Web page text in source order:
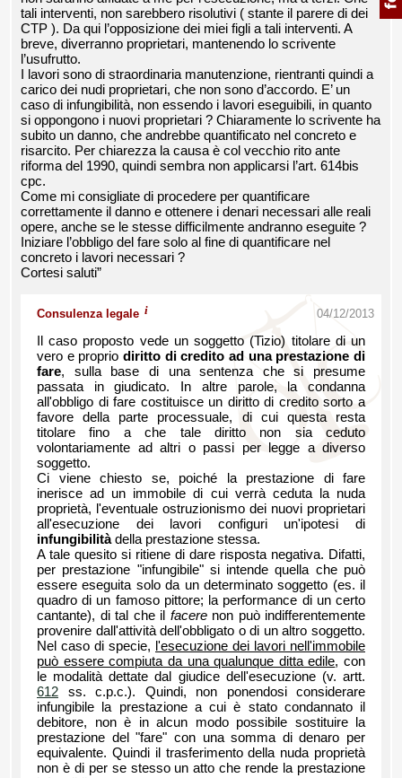
tali interventi, non sarebbero risolutivi ( stante il parere di dei
CTP ). Da qui l’opposizione dei miei figli a tali interventi. A
breve, diverranno proprietari, mantenendo lo scrivente
l’usufrutto.
I lavori sono di straordinaria manutenzione, rientranti quindi a
carico dei nudi proprietari, che non sono d’accordo. E’ un
caso di infungibilità, non essendo i lavori eseguibili, in quanto
si oppongono i nuovi proprietari ? Chiaramente lo scrivente ha
subito un danno, che andrebbe quantificato nel concreto e
risarcito. Per chiarezza la causa è col vecchio rito ante
riforma del 1990, quindi sembra non applicarsi l’art. 614bis
cpc.
Come mi consigliate di procedere per quantificare
correttamente il danno e ottenere i denari necessari alle reali
opere, anche se le stesse difficilmente andranno eseguite ?
Iniziare l’obbligo del fare solo al fine di quantificare nel
concreto i lavori necessari ?
Cortesi saluti”
Consulenza legale i 04/12/2013
Il caso proposto vede un soggetto (Tizio) titolare di un
vero e proprio diritto di credito ad una prestazione di
fare, sulla base di una sentenza che si presume
passata in giudicato. In altre parole, la condanna
all'obbligo di fare costituisce un diritto di credito sorto a
favore della parte processuale, di cui questa resta
titolare fino a che tale diritto non sia ceduto
volontariamente ad altri o passi per legge a diverso
soggetto.
Ci viene chiesto se, poiché la prestazione di fare
inerisce ad un immobile di cui verrà ceduta la nuda
proprietà, l'eventuale ostruzionismo dei nuovi proprietari
all'esecuzione dei lavori configuri un'ipotesi di
infungibilitàdella prestazione stessa.
A tale quesito si ritiene di dare risposta negativa. Difatti,
per prestazione "infungibile" si intende quella che può
essere eseguita solo da un determinato soggetto (es. il
quadro di un famoso pittore; la performance di un certo
cantante), di tal che il facere non può indifferentemente
provenire dall'attività dell'obbligato o di un altro soggetto.
Nel caso di specie, l'esecuzione dei lavori nell'immobile
può essere compiuta da una qualunque ditta edile, con
le modalità dettate dal giudice dell'esecuzione (v. artt.
612 ss. c.p.c.). Quindi, non ponendosi considerare
infungibile la prestazione a cui è stato condannato il
debitore, non è in alcun modo possibile sostituire la
prestazione del "fare" con una somma di denaro per
equivalente. Quindi il trasferimento della nuda proprietà
non è di per se stesso un atto che rende la prestazione